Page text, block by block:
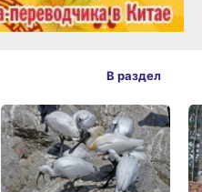
В раздел